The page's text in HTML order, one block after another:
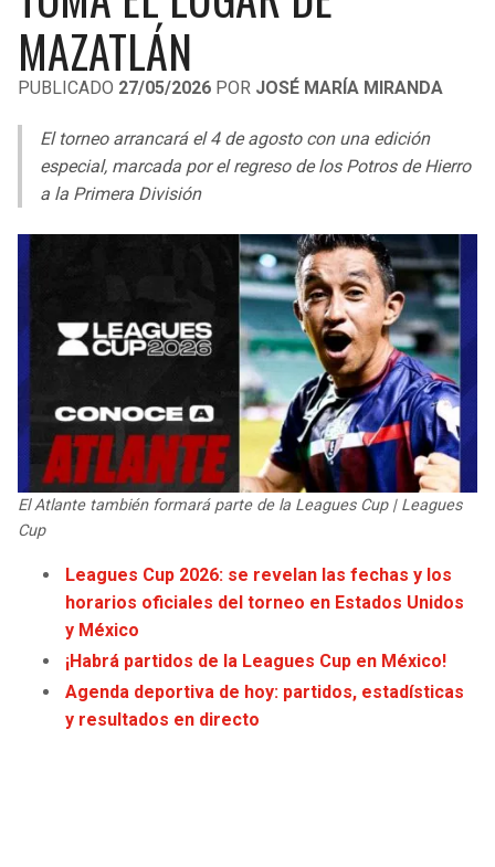
LIGA DE EXPANSIÓN MX
LEAGUES CUP
UEFA EUROPA LEAGUE
UEFA CONFERENCE LEAGUE
COPA LIBERTADORES
COPA SUDAMERICANA
RAIDERS
RAVENS
STEELERS
COLTS
JAGUARS
TITANS
COWBOYS
GIANTS
CAVALIERS
PACERS
HORNETS
MAGIC
WIZARDS
WARRIORS
CLIPPERS
LAKERS
MAZATLÁN
PUBLICADO 27/05/2026 POR JOSÉ MARÍA MIRANDA
El torneo arrancará el 4 de agosto con una edición
especial, marcada por el regreso de los Potros de Hierro
a la Primera División
El Atlante también formará parte de la Leagues Cup | Leagues
Cup
Leagues Cup 2026: se revelan las fechas y los
horarios oficiales del torneo en Estados Unidos
y México
¡Habrá partidos de la Leagues Cup en México!
Agenda deportiva de hoy: partidos, estadísticas
y resultados en directo